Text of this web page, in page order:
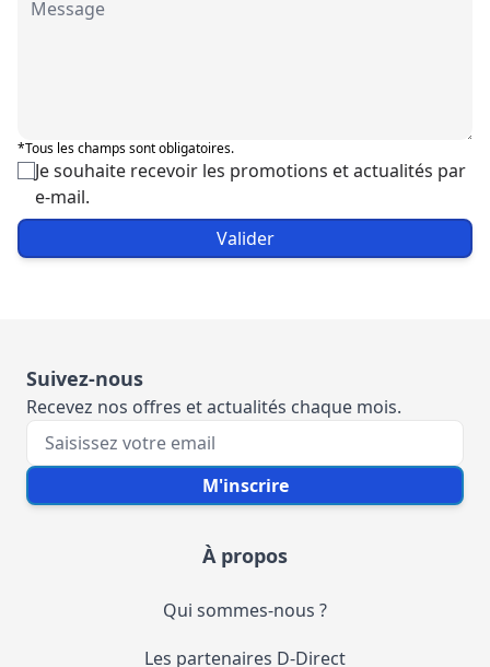
*Tous les champs sont obligatoires.
Je souhaite recevoir les promotions et actualités par
e-mail.
Valider
Suivez-nous
Recevez nos offres et actualités chaque mois.
Votre e-mail M'inscrire
À propos
Qui sommes-nous ?
Les partenaires D-Direct